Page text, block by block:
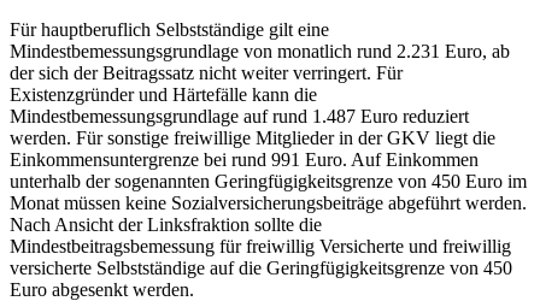
Für hauptberuflich Selbstständige gilt eine
Mindestbemessungsgrundlage von monatlich rund 2.231 Euro, ab
der sich der Beitragssatz nicht weiter verringert. Für
Existenzgründer und Härtefälle kann die
Mindestbemessungsgrundlage auf rund 1.487 Euro reduziert
werden. Für sonstige freiwillige Mitglieder in der GKV liegt die
Einkommensuntergrenze bei rund 991 Euro. Auf Einkommen
unterhalb der sogenannten Geringfügigkeitsgrenze von 450 Euro im
Monat müssen keine Sozialversicherungsbeiträge abgeführt werden.
Nach Ansicht der Linksfraktion sollte die
Mindestbeitragsbemessung für freiwillig Versicherte und freiwillig
versicherte Selbstständige auf die Geringfügigkeitsgrenze von 450
Euro abgesenkt werden.